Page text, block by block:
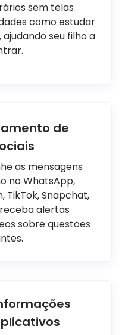
sem telas
como estudar
ajudando seu filho a
de
as mensagens
no WhatsApp,
TikTok, Snapchat,
receba alertas
sobre questões